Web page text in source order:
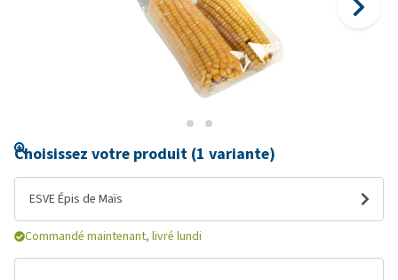
Choisissez votre produit (1 variante)
ESVE Épis de Maïs
Commandé maintenant, livré lundi